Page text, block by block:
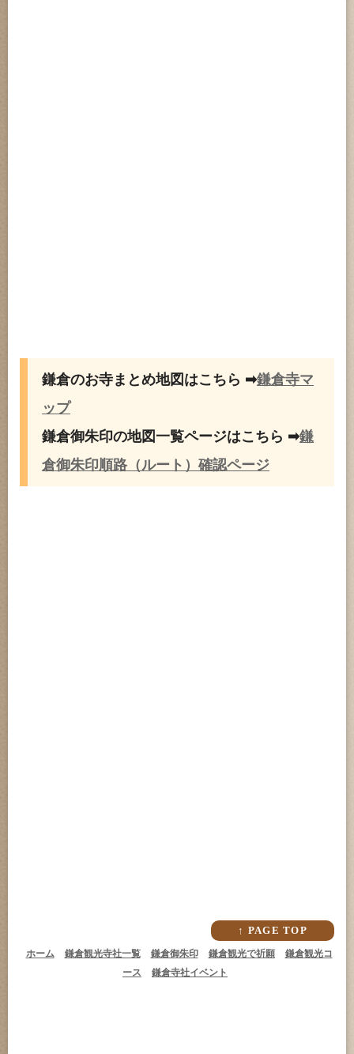
鎌倉のお寺まとめ地図はこちら ➡鎌倉寺マ
ップ
鎌倉御朱印の地図一覧ページはこちら ➡鎌
倉御朱印順路（ルート）確認ページ
↑ PAGE TOP
ホーム 鎌倉観光寺社一覧 鎌倉御朱印 鎌倉観光で祈願
鎌倉観光コ
ース
鎌倉寺社イベント